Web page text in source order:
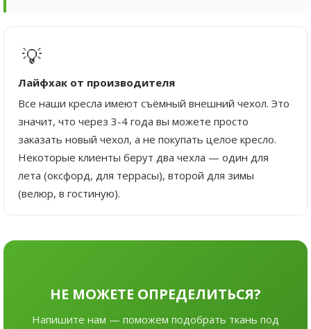
💡
Лайфхак от производителя
Все наши кресла имеют съёмный внешний чехол. Это
значит, что через 3-4 года вы можете просто
заказать новый чехол, а не покупать целое кресло.
Некоторые клиенты берут два чехла — один для
лета (оксфорд, для террасы), второй для зимы
(велюр, в гостиную).
НЕ МОЖЕТЕ ОПРЕДЕЛИТЬСЯ?
Напишите нам — поможем подобрать ткань под